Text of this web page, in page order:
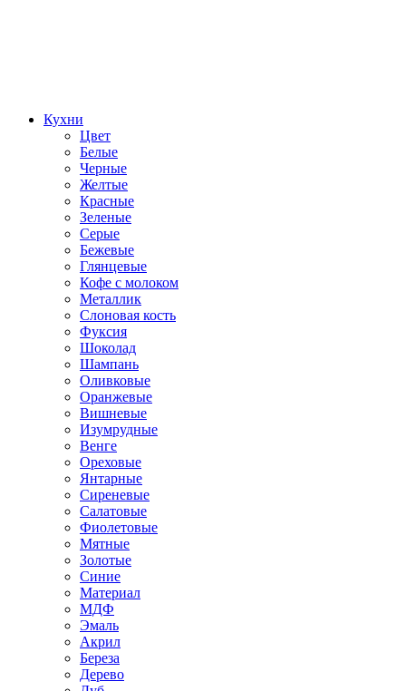
Кухни
Цвет
Белые
Черные
Желтые
Красные
Зеленые
Серые
Бежевые
Глянцевые
Кофе с молоком
Металлик
Слоновая кость
Фуксия
Шоколад
Шампань
Оливковые
Оранжевые
Вишневые
Изумрудные
Венге
Ореховые
Янтарные
Сиреневые
Салатовые
Фиолетовые
Мятные
Золотые
Синие
Материал
МДФ
Эмаль
Акрил
Береза
Дерево